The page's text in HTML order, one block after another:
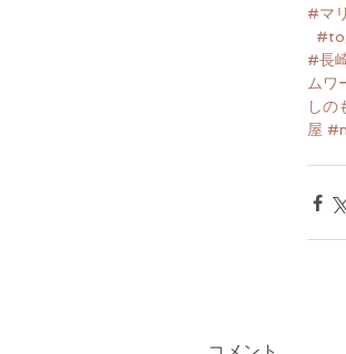
#マ
#長
ムワ
しの
屋